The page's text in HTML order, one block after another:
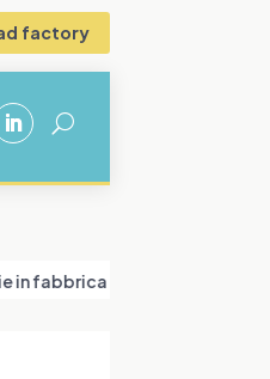
factory
U
La SEO nell’era